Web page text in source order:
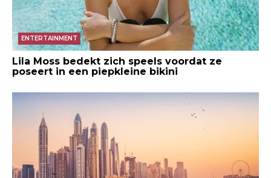
ENTERTAINMENT
Lila Moss bedekt zich speels voordat ze
poseert in een piepkleine bikini